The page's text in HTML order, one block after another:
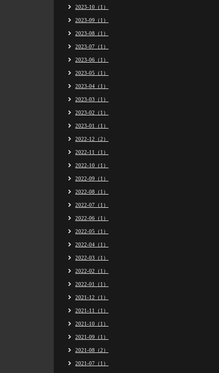
2023-10（1）
2023-09（1）
2023-08（1）
2023-07（1）
2023-06（1）
2023-05（1）
2023-04（1）
2023-03（1）
2023-02（1）
2023-01（1）
2022-12（2）
2022-11（1）
2022-10（1）
2022-09（1）
2022-08（1）
2022-07（1）
2022-06（1）
2022-05（1）
2022-04（1）
2022-03（1）
2022-02（1）
2022-01（1）
2021-12（1）
2021-11（1）
2021-10（1）
2021-09（1）
2021-08（2）
2021-07（1）